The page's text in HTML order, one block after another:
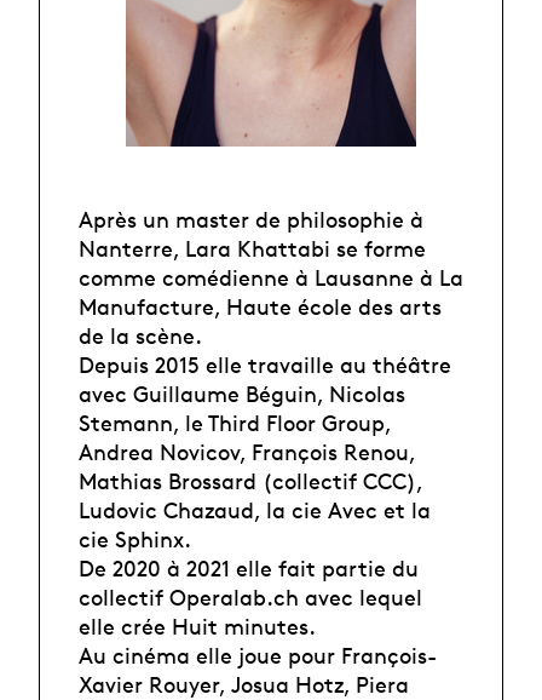
Après un master de philosophie à
Nanterre, Lara Khattabi se forme
comme comédienne à Lausanne à La
Manufacture, Haute école des arts
de la scène.
Depuis 2015 elle travaille au théâtre
avec Guillaume Béguin, Nicolas
Stemann, le Third Floor Group,
Andrea Novicov, François Renou,
Mathias Brossard (collectif CCC),
Ludovic Chazaud, la cie Avec et la
cie Sphinx.
De 2020 à 2021 elle fait partie du
collectif Operalab.ch avec lequel
elle crée Huit minutes.
Au cinéma elle joue pour François-
Xavier Rouyer, Josua Hotz, Piera